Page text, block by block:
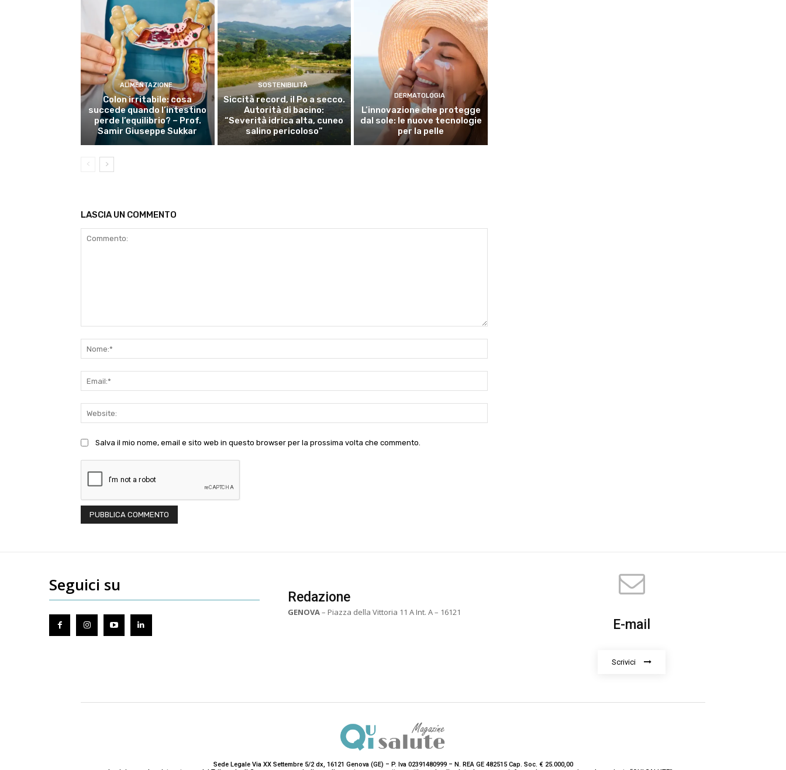
ALIMENTAZIONE
Colon irritabile: cosa
succede quando l’intestino
perde l’equilibrio? – Prof.
Samir Giuseppe Sukkar
SOSTENIBILITÀ
Siccità record, il Po a secco.
Autorità di bacino:
“Severità idrica alta, cuneo
salino pericoloso”
DERMATOLOGIA
L’innovazione che protegge
dal sole: le nuove tecnologie
per la pelle
LASCIA UN COMMENTO
Salva il mio nome, email e sito web in questo browser per la prossima volta che commento.
Seguici su
Redazione
GENOVA– Piazza della Vittoria 11 A Int. A – 16121
E-mail
Scrivici
Sede Legale Via XX Settembre 5/2 dx, 16121 Genova (GE) – P. Iva 02391480999 – N. REA GE 482515 Cap. Soc. € 25.000,00